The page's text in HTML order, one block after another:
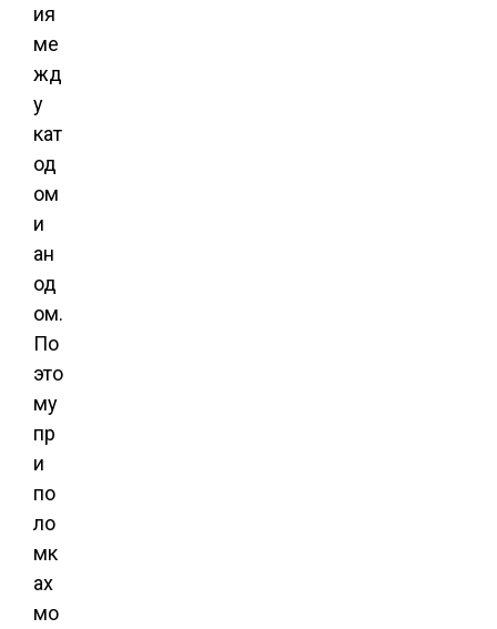
ия
ме
жд
у
кат
од
ом
и
ан
од
ом.
По
это
му
пр
и
по
ло
мк
ах
мо